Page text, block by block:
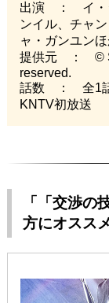
出演 ： イ・
ンイル、チャ
ャ・ガンユン
提供元 ： ©
reserved.
話数 ： 全1
KNTV初放送
「「交渉の
方にオスス